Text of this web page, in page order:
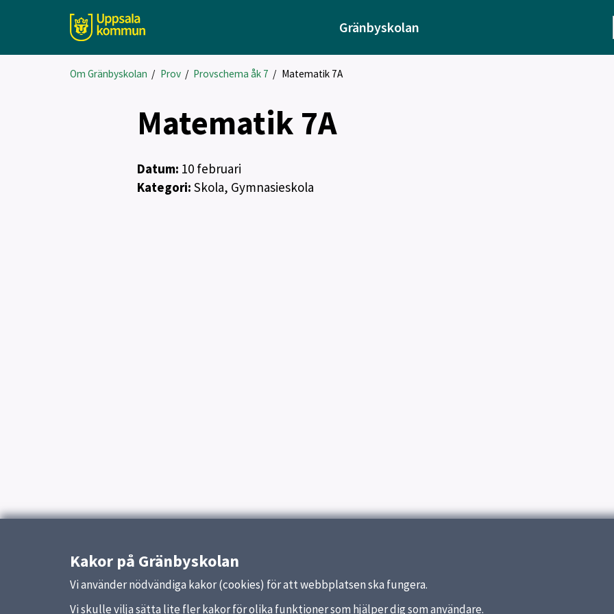
Gränbyskolan
Om Gränbyskolan / Prov/ Provschema åk 7 / Matematik 7A
Matematik 7A
Datum: 10 februari
Kategori: Skola, Gymnasieskola
Kakor på Gränbyskolan
Vi använder nödvändiga kakor (cookies) för att webbplatsen ska fungera.
Vi skulle vilja sätta lite fler kakor för olika funktioner som hjälper dig som användare.